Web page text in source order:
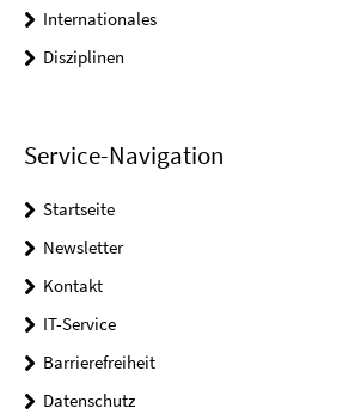
Internationales
Disziplinen
Service-Navigation
Startseite
Newsletter
Kontakt
IT-Service
Barrierefreiheit
Datenschutz